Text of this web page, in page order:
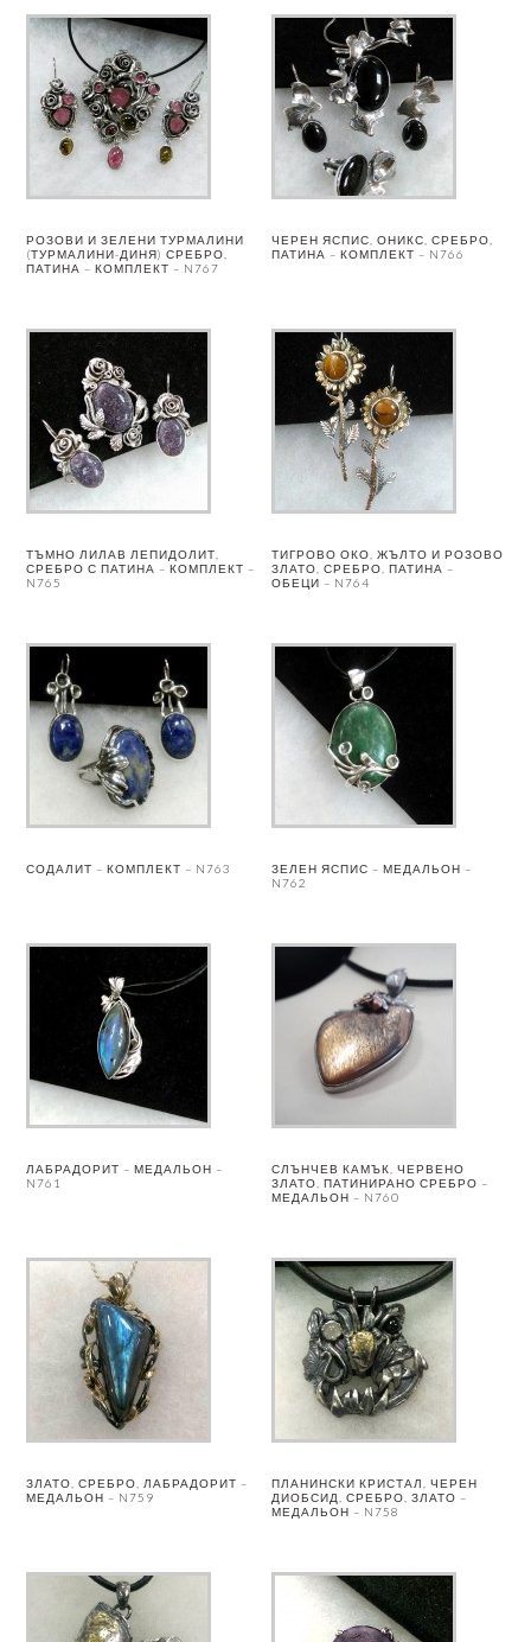
РОЗОВИ И ЗЕЛЕНИ ТУРМАЛИНИ
(ТУРМАЛИНИ-ДИНЯ) СРЕБРО,
ПАТИНА – КОМПЛЕКТ – N767
ЧЕРЕН ЯСПИС, ОНИКС, СРЕБРО,
ПАТИНА – КОМПЛЕКТ – N766
ТЪМНО ЛИЛАВ ЛЕПИДОЛИТ,
СРЕБРО С ПАТИНА – КОМПЛЕКТ –
N765
ТИГРОВО ОКО, ЖЪЛТО И РОЗОВО
ЗЛАТО, СРЕБРО, ПАТИНА –
ОБЕЦИ – N764
СОДАЛИТ – КОМПЛЕКТ – N763
ЗЕЛЕН ЯСПИС – МЕДАЛЬОН –
N762
ЛАБРАДОРИТ – МЕДАЛЬОН –
N761
СЛЪНЧЕВ КАМЪК, ЧЕРВЕНО
ЗЛАТО, ПАТИНИРАНО СРЕБРО –
МЕДАЛЬОН – N760
ЗЛАТО, СРЕБРО, ЛАБРАДОРИТ –
МЕДАЛЬОН – N759
ПЛАНИНСКИ КРИСТАЛ, ЧЕРЕН
ДИОБСИД, СРЕБРО, ЗЛАТО –
МЕДАЛЬОН – N758